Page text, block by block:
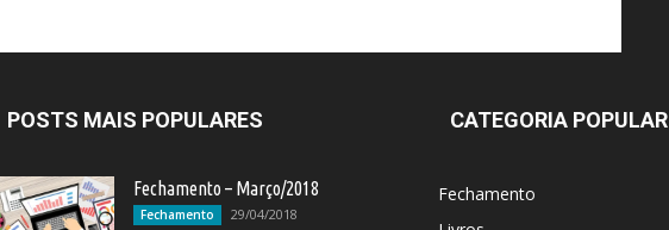
POSTS MAIS POPULARES
Fechamento – Março/2018
Fechamento 29/04/2018
CATEGORIA POPULAR
Fechamento